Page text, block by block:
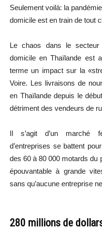
Seulement voilà: la
domicile est en train de tout
Le chaos dans le
domicile en Thaïlande est
terme un impact sur la
Voire. Les livraisons de
en Thaïlande depuis le
détriment des vendeurs de
Il s’agit d’un marché
d’entreprises se battent
des 60 à 80 000 motards du
épouvantable à grande
sans qu’aucune entreprise
280 millions de